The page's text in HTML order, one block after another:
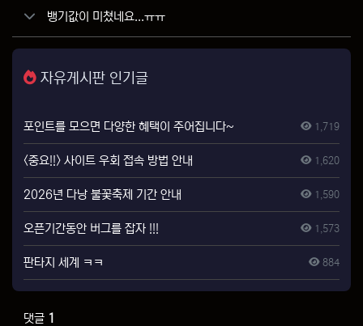
뱅기값이 미쳤네요...ㅠㅠ
자유게시판 인기글
포인트를 모으면 다양한 혜택이 주어집니다~ 1,719
<중요!!> 사이트 우회 접속 방법 안내 1,620
2026년 다낭 불꽃축제 기간 안내 1,590
오픈기간동안 버그를 잡자 !!! 1,573
판타지 세계 ㅋㅋ 884
댓글 1